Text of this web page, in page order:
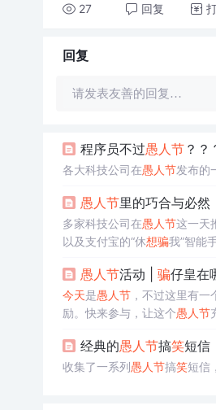
27 回复
回复
请发表友善的回复…
程序员不过愚人节？？
各大科技公司在愚人节发布的
愚人节里的巧合与必然
多家科技公司在愚人节这一天
以及支付宝的“休想骗我”智能
愚人节活动 | 骗仔皇在
今天是愚人节，不过这里有一
励。快来参与，让这个愚人节
经典的愚人节搞笑短信
收集了一系列愚人节搞笑短信